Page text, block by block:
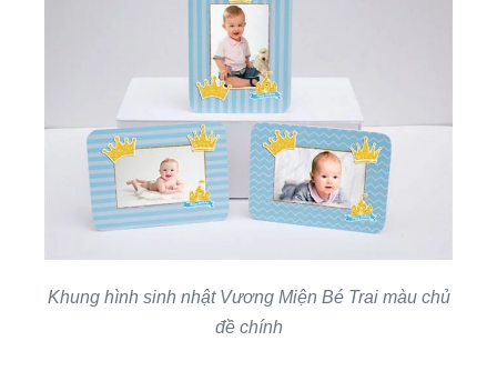
Khung hình sinh nhật Vương Miện Bé Trai màu chủ
đề chính